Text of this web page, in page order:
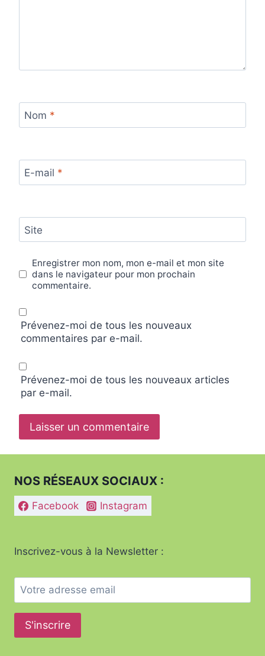
Nom *
E-mail *
Site
Enregistrer mon nom, mon e-mail et mon site
dans le navigateur pour mon prochain
commentaire.
Prévenez-moi de tous les nouveaux
commentaires par e-mail.
Prévenez-moi de tous les nouveaux articles
par e-mail.
NOS RÉSEAUX SOCIAUX :
Facebook Instagram
Inscrivez-vous à la Newsletter :